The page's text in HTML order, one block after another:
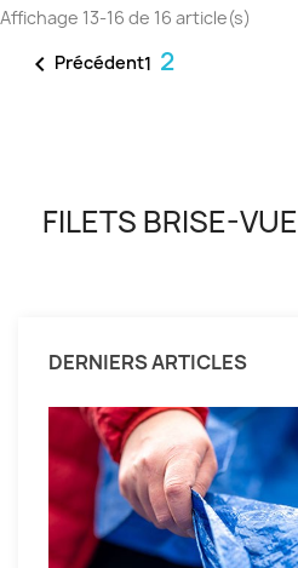
FILETS BRISE-VUE
DERNIERS ARTICLES
Affichage 13-16 de 16 article(s)
 Précédent1 2